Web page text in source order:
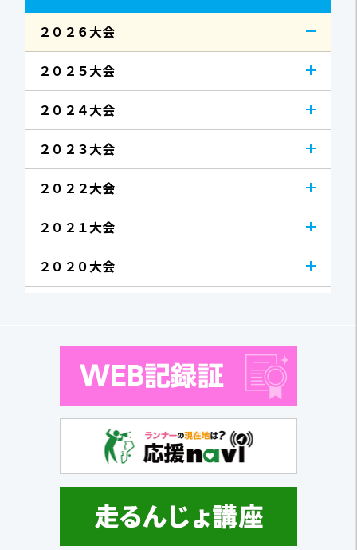
２０２６大会
２０２５大会
２０２４大会
２０２３大会
２０２２大会
２０２１大会
２０２０大会